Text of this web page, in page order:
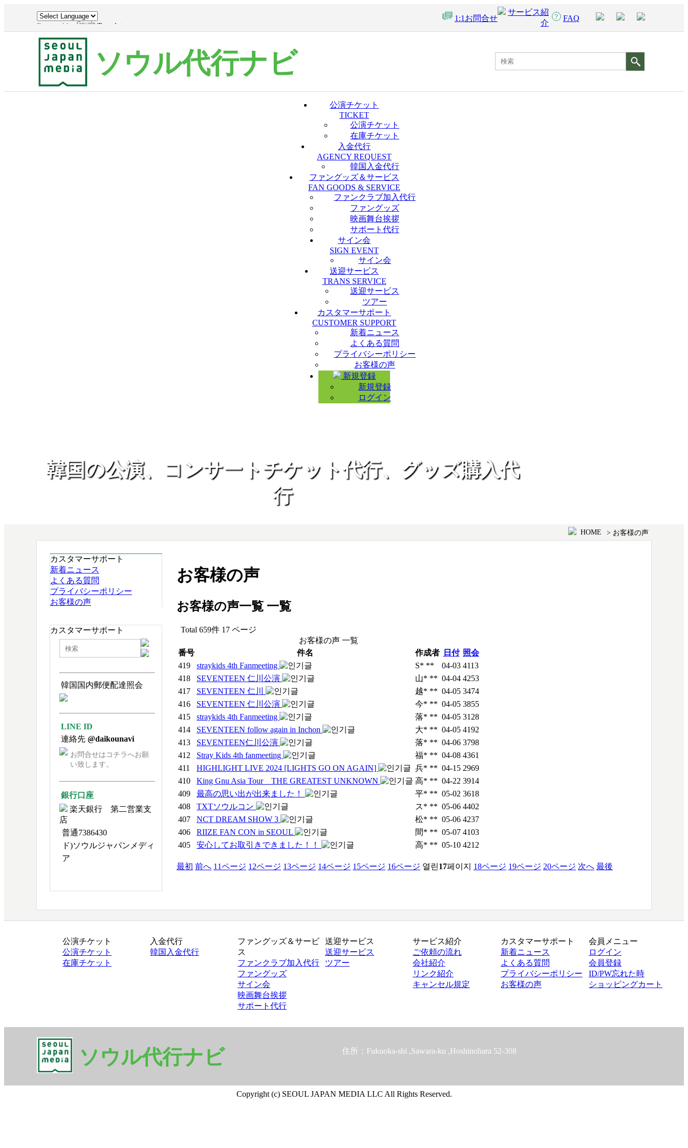
Powered by Translate
1:1お問合せ
サービス紹
介
FAQ
ソウル代行ナビ
公演チケット
TICKET
公演チケット
在庫チケット
入金代行
AGENCY REQUEST
韓国入金代行
ファングッズ＆サービス
FAN GOODS & SERVICE
ファンクラブ加入代行
ファングッズ
映画舞台挨拶
サポート代行
サイン会
SIGN EVENT
サイン会
送迎サービス
TRANS SERVICE
送迎サービス
ツアー
カスタマーサポート
CUSTOMER SUPPORT
新着ニュース
よくある質問
プライバシーポリシー
お客様の声
新規登録
新規登録
ログイン
韓国の公演、コンサートチケット代行、グッズ購入代
行
> お客様の声
HOME
カスタマーサポート
新着ニュース
よくある質問
プライバシーポリシー
お客様の声
カスタマーサポート
韓国国内郵便配達照会
LINE ID
連絡先 @daikounavi
お問合せはコチラへお願
い致します。
銀行口座
楽天銀行 第二営業支
店
普通7386430
ド)ソウルジャパンメディ
ア
お客様の声
お客様の声一覧 一覧
Total 659件 17 ページ
お客様の声 一覧
番号
件名 作成者 日付 照会
419
straykids 4th Fanmeeting S* ** 04-03 4113
418
SEVENTEEN 仁川公演 山* ** 04-04 4253
417
SEVENTEEN 仁川 越* ** 04-05 3474
416
SEVENTEEN 仁川公演 今* ** 04-05 3855
415
straykids 4th Fanmeeting 落* ** 04-05 3128
414
SEVENTEEN follow again in Inchon 大* ** 04-05 4192
413
SEVENTEEN仁川公演 落* ** 04-06 3798
412
Stray Kids 4th fanmeeting 福* ** 04-08 4361
411
HIGHLIGHT LIVE 2024 [LIGHTS GO ON AGAIN] 兵* ** 04-15 2969
410
King Gnu Asia Tour THE GREATEST UNKNOWN 高* ** 04-22 3914
409
最高の思い出が出来ました！ 平* ** 05-02 3618
408
TXTソウルコン ス* ** 05-06 4402
407
NCT DREAM SHOW 3 松* ** 05-06 4237
406
RIIZE FAN CON in SEOUL 間* ** 05-07 4103
405
安心してお取引きできました！！ 高* ** 05-10 4212
最初 前へ 11ページ 12ページ 13ページ 14ページ 15ページ 16ページ 열린17페이지 18ページ 19ページ 20ページ 次へ 最後
公演チケット
公演チケット
在庫チケット
入金代行
韓国入金代行
ファングッズ＆サービ
ス
ファンクラブ加入代行
ファングッズ
サイン会
映画舞台挨拶
サポート代行
送迎サービス
送迎サービス
ツアー
サービス紹介
ご依頼の流れ
会社紹介
リンク紹介
キャンセル規定
カスタマーサポート
新着ニュース
よくある質問
プライバシーポリシー
お客様の声
会員メニュー
ログイン
会員登録
ID/PW忘れた時
ショッピングカート
ソウル代行ナビ 住所：Fukuoka-shi ,Sawara-ku ,Hoshinohara 52-308
Copyright (c) SEOUL JAPAN MEDIA LLC All Rights Reserved.